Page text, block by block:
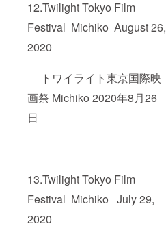
12.Twilight Tokyo Film
Festival Michiko August 26,
2020
トワイライト東京国際映
画祭 Michiko 2020年8月26
日
13.Twilight Tokyo Film
Festival Michiko July 29,
2020